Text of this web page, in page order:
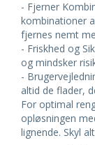
- Fjerner
kombinationer
fjernes nemt
- Friskhed og
og mindsker
-
altid de flader,
For optimal
opløsningen
lignende. Skyl